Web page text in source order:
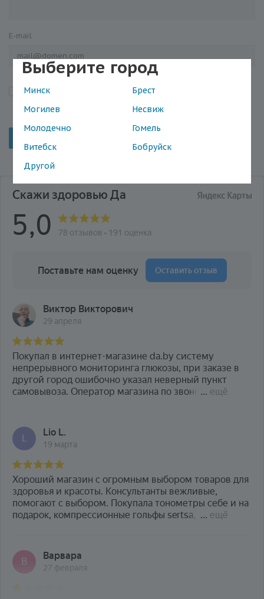
Выберите город
Минск
Брест
Могилев
Несвиж
Молодечно
Гомель
Витебск
Бобруйск
Другой
E-mail
Я подтверждаю, что ознакомился с «
обработке персональных данных»